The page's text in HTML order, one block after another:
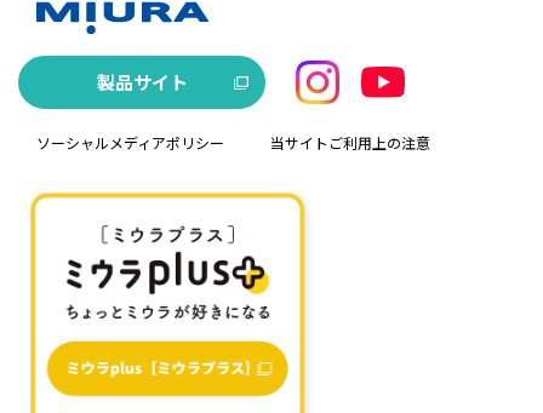
製品サイト
ソーシャルメディアポリシー 当サイトご利用上の注意